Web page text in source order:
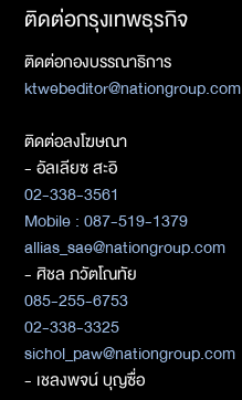
ติดต่อกรุงเทพธุรกิจ
ติดต่อกองบรรณาธิการ
ktwebeditor@nationgroup.com
ติดต่อลงโฆษณา
- อัลเลียซ สะอิ
02-338-3561
Mobile : 087-519-1379
allias_sae@nationgroup.com
- ศิชล ภวัตโณทัย
085-255-6753
02-338-3325
sichol_paw@nationgroup.com
- เชลงพจน์ บุญซื่อ